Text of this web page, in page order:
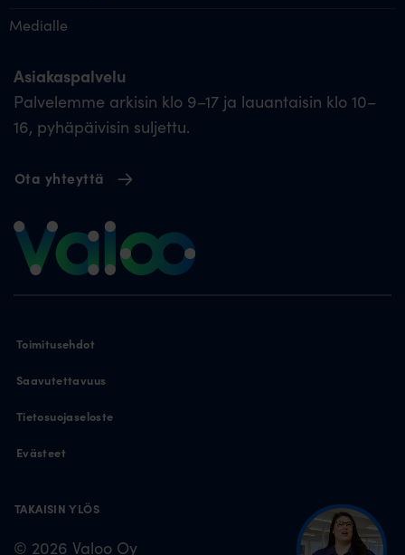
Medialle
Asiakaspalvelu
Palvelemme arkisin klo 9–17 ja lauantaisin klo 10–
16, pyhäpäivisin suljettu.
Ota yhteyttä
TAKAISIN YLÖS
© 2026 Valoo Oy
Toimitusehdot
Saavutettavuus
Tietosuojaseloste
Evästeet